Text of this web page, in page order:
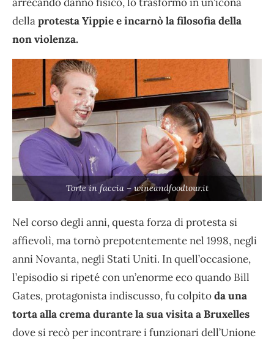
dellaprotesta Yippie e incarnò la filosofia della
non violenza.
Torte in faccia – wineandfoodtour.it
Nel corso degli anni, questa forza di protesta si
affievolì, ma tornò prepotentemente nel 1998, negli
anni Novanta, negli Stati Uniti. In quell’occasione,
l’episodio si ripeté con un’enorme eco quando Bill
Gates, protagonista indiscusso, fu colpitoda una
torta alla crema durante la sua visita a Bruxelles
dove si recò per incontrare i funzionari dell’Unione